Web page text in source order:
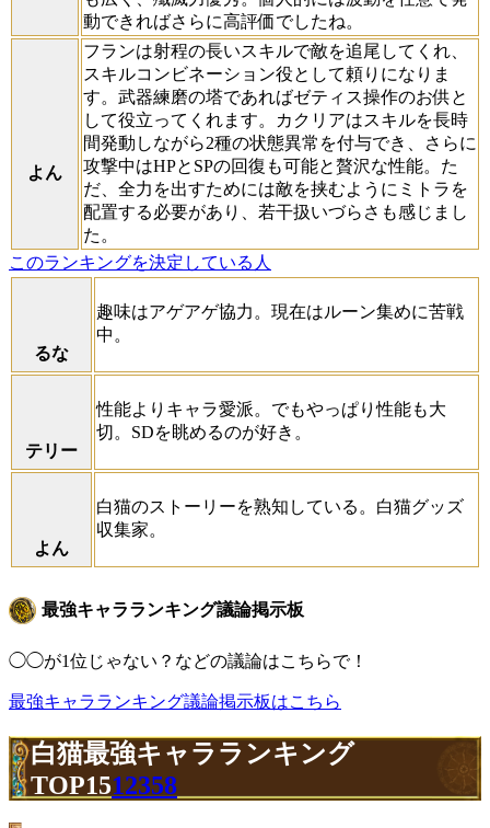
動できればさらに高評価でしたね。
よん
フランは射程の長いスキルで敵を追尾してくれ、
スキルコンビネーション役として頼りになりま
す。武器練磨の塔であればゼティス操作のお供と
して役立ってくれます。カクリアはスキルを長時
間発動しながら2種の状態異常を付与でき、さらに
攻撃中はHPとSPの回復も可能と贅沢な性能。た
だ、全力を出すためには敵を挟むようにミトラを
配置する必要があり、若干扱いづらさも感じまし
た。
このランキングを決定している人
るな
趣味はアゲアゲ協力。現在はルーン集めに苦戦
中。
テリー
性能よりキャラ愛派。でもやっぱり性能も大
切。SDを眺めるのが好き。
よん
白猫のストーリーを熟知している。白猫グッズ
収集家。
最強キャラランキング議論掲示板
◯◯が1位じゃない？などの議論はこちらで！
最強キャラランキング議論掲示板はこちら
白猫最強キャラランキング
TOP1512358